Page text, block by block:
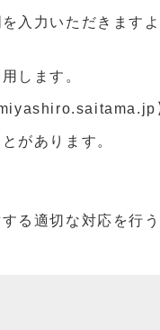
入力いただきます
します。
があります。
る適切な対応を行